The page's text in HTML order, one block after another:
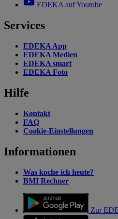
EDEKA auf Youtube
Services
EDEKA App
EDEKA Medien
EDEKA smart
EDEKA Foto
Hilfe
Kontakt
FAQ
Cookie-Einstellungen
Informationen
Was koche ich heute?
BMI Rechner
Zur